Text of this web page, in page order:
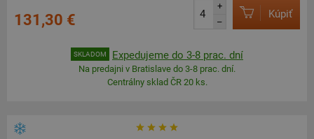
131,30 €
+
–
Kúpiť
SKLADOM Expedujeme do 3-8 prac. dní
Na predajni v Bratislave do 3-8 prac. dní.
Centrálny sklad ČR 20 ks.